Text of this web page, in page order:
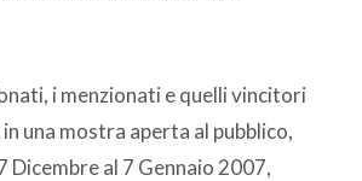
i menzionati e quelli vincitori
una mostra aperta al pubblico,
Dicembre al 7 Gennaio 2007,